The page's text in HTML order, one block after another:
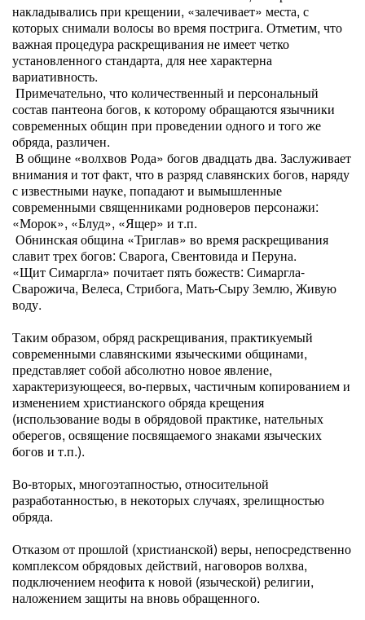
накладывались при крещении, «залечивает» места, с
которых снимали волосы во время пострига. Отметим, что
важная процедура раскрещивания не имеет четко
установленного стандарта, для нее характерна
вариативность.
Примечательно, что количественный и персональный
состав пантеона богов, к которому обращаются язычники
современных общин при проведении одного и того же
обряда, различен.
В общине «волхвов Рода» богов двадцать два. Заслуживает
внимания и тот факт, что в разряд славянских богов, наряду
с известными науке, попадают и вымышленные
современными священниками родноверов персонажи:
«Морок», «Блуд», «Ящер» и т.п.
Обнинская община «Триглав» во время раскрещивания
славит трех богов: Сварога, Свентовида и Перуна.
«Щит Симаргла» почитает пять божеств: Симаргла-
Сварожича, Велеса, Стрибога, Мать-Сыру Землю, Живую
воду.
Таким образом, обряд раскрещивания, практикуемый
современными славянскими языческими общинами,
представляет собой абсолютно новое явление,
характеризующееся, во-первых, частичным копированием и
изменением христианского обряда крещения
(использование воды в обрядовой практике, нательных
оберегов, освящение посвящаемого знаками языческих
богов и т.п.).
Во-вторых, многоэтапностью, относительной
разработанностью, в некоторых случаях, зрелищностью
обряда.
Отказом от прошлой (христианской) веры, непосредственно
комплексом обрядовых действий, наговоров волхва,
подключением неофита к новой (языческой) религии,
наложением защиты на вновь обращенного.